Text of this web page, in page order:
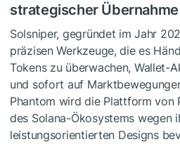
strategischer
Solsniper, gegründet im Jahr
präzisen Werkzeuge, die es
Tokens zu überwachen, Wallet-
und sofort auf
Phantom wird die Plattform von
des Solana-Ökosystems wegen
leistungsorientierten Designs